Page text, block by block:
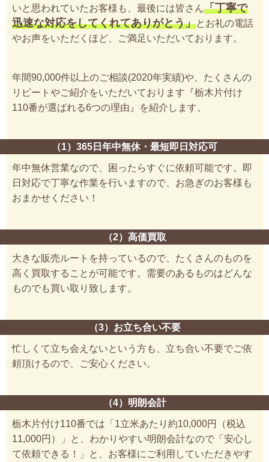
いと思われていたお客様も、最後には皆さん「丁寧で
迅速な対応をしてくれてありがとう」とお礼の電話
やお声をいただくほど、ご満足いただいております。
年間90,000件以上のご相談(2020年実績)や、たくさんの
リピートやご紹介をいただいております『栃木片付け
110番が選ばれる6つの理由』を紹介します。
（1）365日年中無休・最短即日対応可
年中無休営業なので、困ったらすぐに依頼可能です。即
日対応で丁寧な作業を行いますので、お急ぎのお客様も
おまかせください！
（2）高価買取
大きな販売ルートを持っているので、たくさんのものを
高く買取することが可能です。需要のあるものはどんな
ものでも買い取り致します。
（3）お立ち合い不要
忙しくて立ち会えないという方も、立ち合い不要でご依
頼頂けるので、ご安心ください。
（4）明朗会計
栃木片付け110番では「1立米あたり約10,000円（税込
11,000円）」と、わかりやすい明朗会計なので「安心し
て依頼できる！」と、お客様にご利用していただきやす